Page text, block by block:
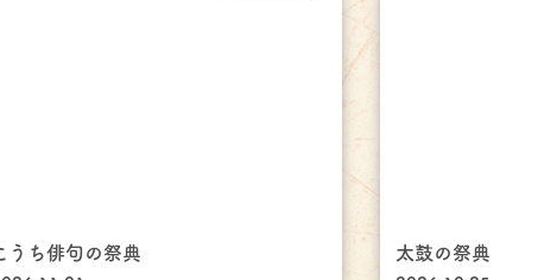
うち俳句の祭典 太鼓の祭典